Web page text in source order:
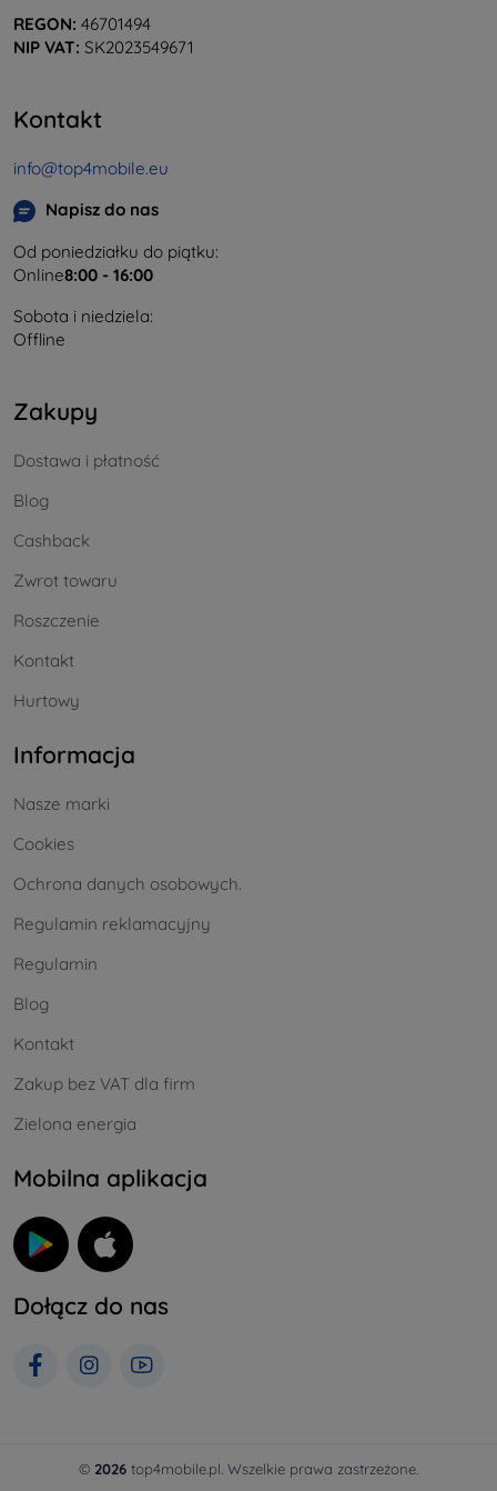
REGON: 46701494
NIP VAT: SK2023549671
Kontakt
info@top4mobile.eu
Napisz do nas
Od poniedziałku do piątku:
Online8:00 - 16:00
Sobota i niedziela:
Offline
Zakupy
Dostawa i płatność
Blog
Cashback
Zwrot towaru
Roszczenie
Kontakt
Hurtowy
Informacja
Nasze marki
Cookies
Ochrona danych osobowych.
Regulamin reklamacyjny
Regulamin
Blog
Kontakt
Zakup bez VAT dla firm
Zielona energia
Mobilna aplikacja
Dołącz do nas
© 2026 top4mobile.pl. Wszelkie prawa zastrzeżone.